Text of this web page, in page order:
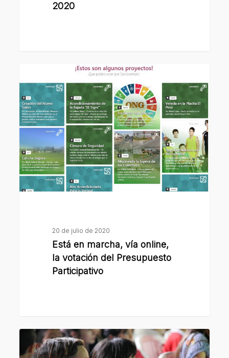
2020
en
marcha,
vía
online,
votación
del
Presupuesto
20 de julio de 2020
Está en marcha, vía online,
la votación del Presupuesto
Participativo
Música